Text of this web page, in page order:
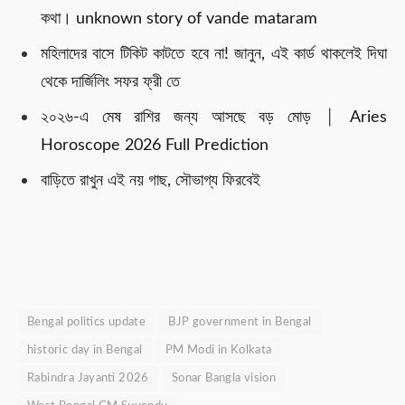
কথা। unknown story of vande mataram
মহিলাদের বাসে টিকিট কাটতে হবে না! জানুন, এই কার্ড থাকলেই দিঘা
থেকে দার্জিলিং সফর ফ্রী তে
২০২৬-এ মেষ রাশির জন্য আসছে বড় মোড় │ Aries
Horoscope 2026 Full Prediction
বাড়িতে রাখুন এই নয় গাছ, সৌভাগ্য ফিরবেই
Bengal politics update BJP government in Bengal
historic day in Bengal PM Modi in Kolkata
Rabindra Jayanti 2026 Sonar Bangla vision